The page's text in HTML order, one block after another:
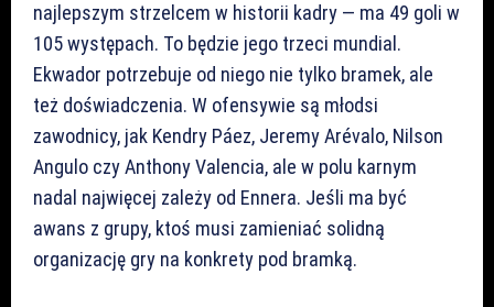
najlepszym strzelcem w historii kadry — ma 49 goli w
105 występach. To będzie jego trzeci mundial.
Ekwador potrzebuje od niego nie tylko bramek, ale
też doświadczenia. W ofensywie są młodsi
zawodnicy, jak Kendry Páez, Jeremy Arévalo, Nilson
Angulo czy Anthony Valencia, ale w polu karnym
nadal najwięcej zależy od Ennera. Jeśli ma być
awans z grupy, ktoś musi zamieniać solidną
organizację gry na konkrety pod bramką.